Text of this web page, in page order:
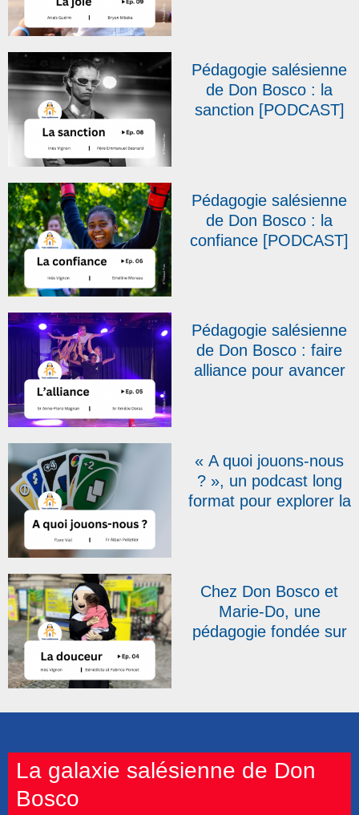
Pédagogie salésienne
de Don Bosco : la
sanction [PODCAST]
Pédagogie salésienne
de Don Bosco : la
confiance [PODCAST]
Pédagogie salésienne
de Don Bosco : faire
alliance pour avancer
« A quoi jouons-nous
? », un podcast long
format pour explorer la
Chez Don Bosco et
Marie-Do, une
pédagogie fondée sur
La galaxie salésienne de Don
Bosco